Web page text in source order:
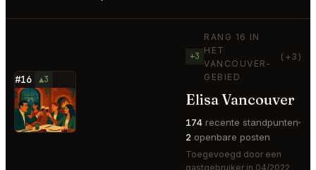
#16 ▲3
⭐
+3
RANG 16 IN
HET
VANCOUVER-
GEBIED
(+3)
Elisa Vancouver
174 recente standpunten
2 openbare posten
Toegevoegd door een
gastgebruiker in 04/2022